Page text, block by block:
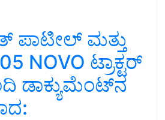
ಮತ್ತು
NOVO ಟ್ರಾಕ್ಟರ್
ಡಾಕ್ಯುಮೆಂಟ್‌ನ